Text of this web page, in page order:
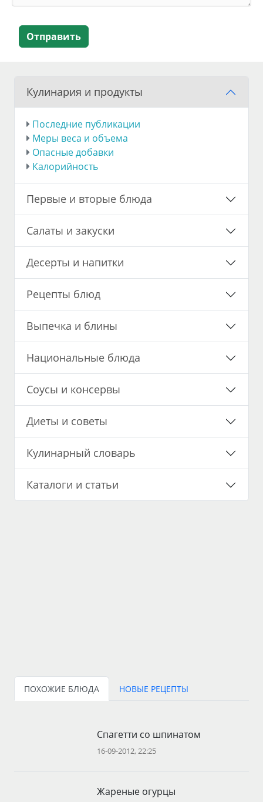
Отправить
Кулинария и продукты
Последние публикации
Меры веса и объема
Опасные добавки
Калорийность
Первые и вторые блюда
Салаты и закуски
Десерты и напитки
Рецепты блюд
Выпечка и блины
Национальные блюда
Соусы и консервы
Диеты и советы
Кулинарный словарь
Каталоги и статьи
ПОХОЖИЕ БЛЮДА НОВЫЕ РЕЦЕПТЫ
Спагетти со шпинатом
16-09-2012, 22:25
Жареные огурцы